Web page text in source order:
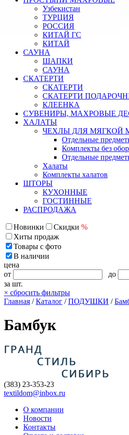
Узбекистан
ТУРЦИЯ
РОССИЯ
КИТАЙ ГС
КИТАЙ
САУНА
ШАПКИ
САУНА
СКАТЕРТИ
СКАТЕРТИ
СКАТЕРТИ
КЛЕЕНКА
СУВЕНИРЫ, МАХРОВЫЕ
ХАЛАТЫ
ЧЕХЛЫ ДЛЯ МЯГКОЙ
Отдельные
Комплекты без
Отдельные
Халаты
Комплекты халатов
ШТОРЫ
КУХОННЫЕ
ГОСТИННЫЕ
РАСПРОДАЖА
Новинки Скидки %
Хиты продаж
Товары с фото
В наличии
цена
от
до
за шт.
× сбросить фильтры
Главная /Каталог /ПОДУШКИ /
Бамбук
(383) 23-353-23
textildom@inbox.ru
О компании
Новости
Контакты